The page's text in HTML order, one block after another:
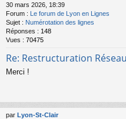
30 mars 2026, 18:39
Forum : Le forum de Lyon en Lignes
Sujet : Numérotation des lignes
Réponses : 148
Vues : 70475
Re: Restructuration
Merci !
par Lyon-St-Clair